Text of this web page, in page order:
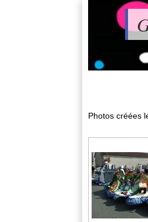
Photos créées